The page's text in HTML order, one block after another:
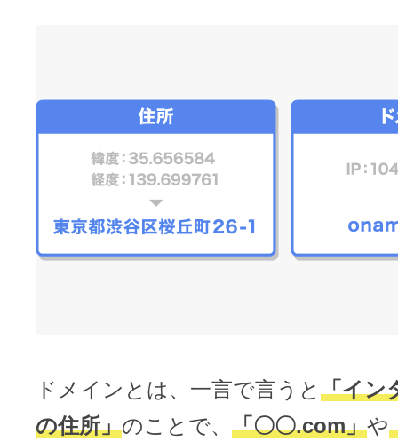
ドメイン × サーバー同時登録
WordPressテーマShop
メール配信システム
メールマーケティング
管理画面内での操作制限を可能に
ドメインプロテクション
ドメインでお小遣い稼ぎ
メール転送/URL転送
メンテナンスと障害情報のお知らせ
メンテナンス・障害情報
メール・電話・チャットはこ
ドメインとは、一言で言うと 「イン
の住所」のことで、 「〇〇.com」や